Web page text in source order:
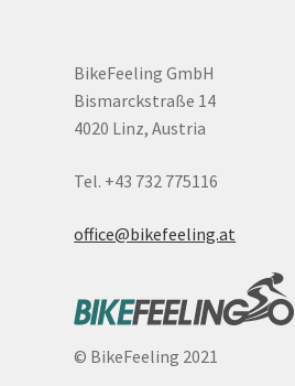
BikeFeeling GmbH
Bismarckstraße 14
4020 Linz, Austria
Tel. +43 732 775116
office@bikefeeling.at
© BikeFeeling 2021